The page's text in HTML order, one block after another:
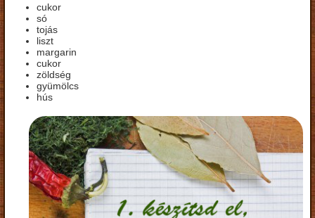
cukor
só
tojás
liszt
margarin
cukor
zöldség
gyümölcs
hús